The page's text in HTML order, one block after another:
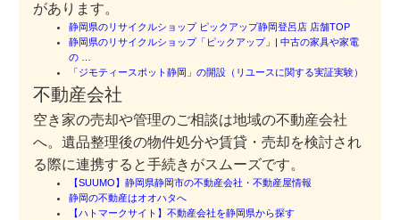
があります。
静岡県のリサイクルショップ ピックアップ静岡登呂店 店舗TOP
静岡県のリサイクルショップ「ピックアップ」| 中古の家具や家電
の …
「ジモティースポット静岡」の開設（リユースに関する実証実験）
不動産会社
空き家の売却や管理のご相談は地域の不動産会社
へ。遺品整理後の物件処分や賃貸・売却を検討され
る際に連携すると手続きがスムーズです。
【SUUMO】静岡県静岡市の不動産会社・不動産屋情報
静岡の不動産はオオハタへ
【ハトマークサイト】不動産会社を静岡県から探す